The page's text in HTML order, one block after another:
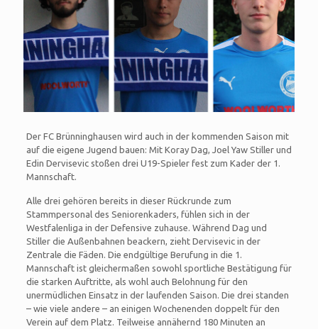
Der FC Brünninghausen wird auch in der kommenden Saison mit
auf die eigene Jugend bauen: Mit Koray Dag, Joel Yaw Stiller und
Edin Dervisevic stoßen drei U19-Spieler fest zum Kader der 1.
Mannschaft.
Alle drei gehören bereits in dieser Rückrunde zum
Stammpersonal des Seniorenkaders, fühlen sich in der
Westfalenliga in der Defensive zuhause. Während Dag und
Stiller die Außenbahnen beackern, zieht Dervisevic in der
Zentrale die Fäden. Die endgültige Berufung in die 1.
Mannschaft ist gleichermaßen sowohl sportliche Bestätigung für
die starken Auftritte, als wohl auch Belohnung für den
unermüdlichen Einsatz in der laufenden Saison. Die drei standen
– wie viele andere – an einigen Wochenenden doppelt für den
Verein auf dem Platz. Teilweise annähernd 180 Minuten an